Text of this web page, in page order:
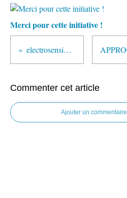
Merci pour cette initiative !
electrosensibilité
Commenter cet article
Ajouter un commentaire